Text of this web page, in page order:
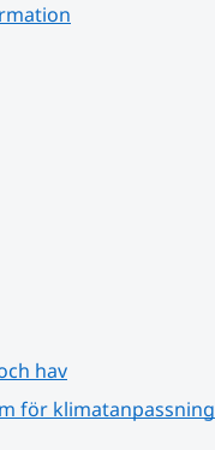
hav
för klimatanpassning